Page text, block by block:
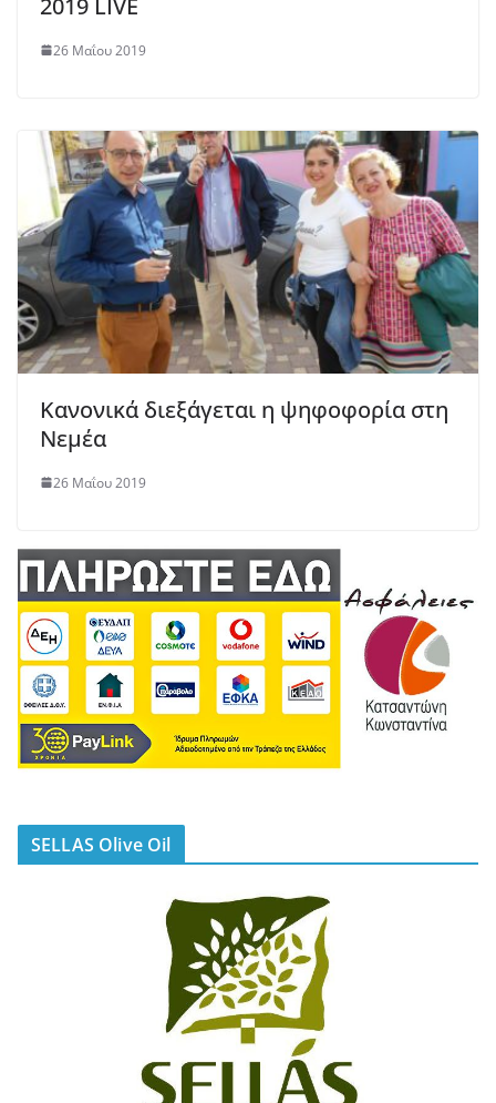
2019 LIVE
26 Μαΐου 2019
Κανονικά διεξάγεται η ψηφοφορία στη
Νεμέα
26 Μαΐου 2019
SELLAS Olive Oil